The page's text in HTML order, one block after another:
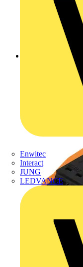
Enwitec
Interact
JUNG
LEDVANCE
Zurück zu Produkte